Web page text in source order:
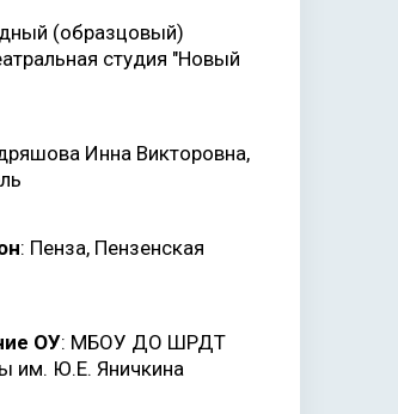
(образцовый)
студия "Новый
Инна Викторовна,
: Пенза, Пензенская
ОУ: МБОУ ДО ШРДТ
им. Ю.Е. Яничкина